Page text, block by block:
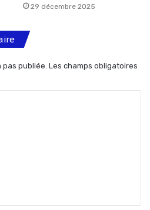
29 décembre 2025
publiée. Les champs obligatoires